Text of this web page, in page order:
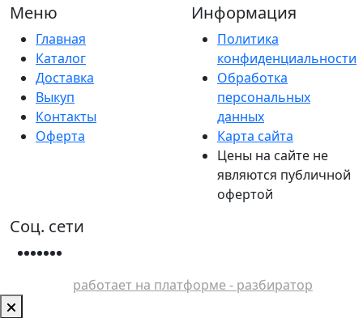
Меню
Главная
Каталог
Доставка
Выкуп
Контакты
Оферта
Информация
Политика
конфиденциальности
Обработка
персональных
данных
Карта сайта
Цены на сайте не
являются публичной
офертой
Соц. сети
работает на платформе - разбиратор